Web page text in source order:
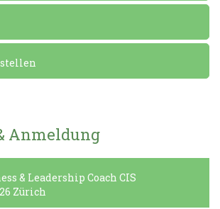
Anmeldung
& Leadership Coach CIS
Zürich